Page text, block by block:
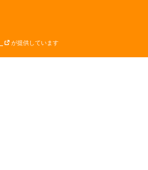
が提供しています